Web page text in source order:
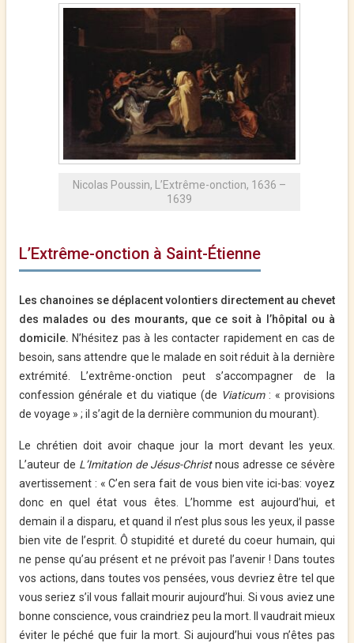
Nicolas Poussin, L’Extrême-onction, 1636 –
1639
L’Extrême-onction à Saint-Étienne
Les chanoines se déplacent volontiers directement au chevet
des malades ou des mourants, que ce soit à l’hôpital ou à
domicile. N’hésitez pas à les contacter rapidement en cas de
besoin, sans attendre que le malade en soit réduit à la dernière
extrémité. L’extrême-onction peut s’accompagner de la
confession générale et du viatique (de Viaticum : « provisions
de voyage » ; il s’agit de la dernière communion du mourant).
Le chrétien doit avoir chaque jour la mort devant les yeux.
L’auteur de L’Imitation de Jésus-Christnous adresse ce sévère
avertissement : «C’en sera fait de vous bien vite ici-bas: voyez
donc en quel état vous êtes. L’homme est aujourd’hui, et
demain il a disparu, et quand il n’est plus sous les yeux, il passe
bien vite de l’esprit. Ô stupidité et dureté du coeur humain, qui
ne pense qu’au présent et ne prévoit pas l’avenir ! Dans toutes
vos actions, dans toutes vos pensées, vous devriez être tel que
vous seriez s’il vous fallait mourir aujourd’hui. Si vous aviez une
bonne conscience, vous craindriez peu la mort. Il vaudrait mieux
éviter le péché que fuir la mort. Si aujourd’hui vous n’êtes pas